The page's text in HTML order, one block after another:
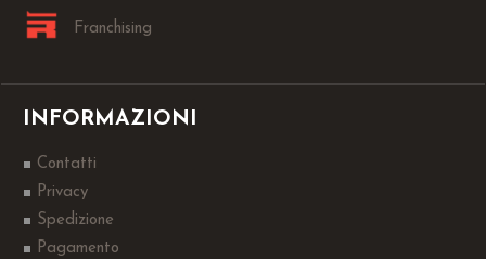
Franchising
INFORMAZIONI
Contatti
Privacy
Spedizione
Pagamento